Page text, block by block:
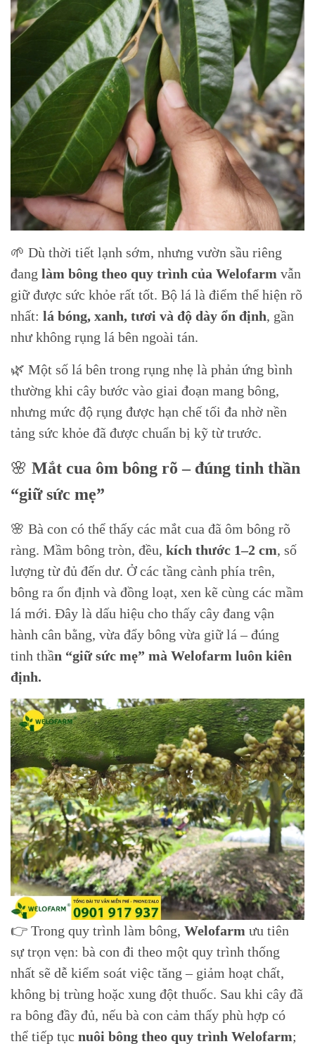
🌱 Dù thời tiết lạnh sớm, nhưng vườn sầu riêng
đang làm bông theo quy trình của Welofarm vẫn
giữ được sức khỏe rất tốt. Bộ lá là điểm thể hiện rõ
nhất: lá bóng, xanh, tươi và độ dày ổn định, gần
như không rụng lá bên ngoài tán.
🌿 Một số lá bên trong rụng nhẹ là phản ứng bình
thường khi cây bước vào giai đoạn mang bông,
nhưng mức độ rụng được hạn chế tối đa nhờ nền
tảng sức khỏe đã được chuẩn bị kỹ từ trước.
🌸 Mắt cua ôm bông rõ – đúng tinh thần
“giữ sức mẹ”
🌸 Bà con có thể thấy các mắt cua đã ôm bông rõ
ràng. Mầm bông tròn, đều, kích thước 1–2 cm, số
lượng từ đủ đến dư. Ở các tầng cành phía trên,
bông ra ổn định và đồng loạt, xen kẽ cùng các mầm
lá mới. Đây là dấu hiệu cho thấy cây đang vận
hành cân bằng, vừa đẩy bông vừa giữ lá – đúng
tinh thần “giữ sức mẹ” mà Welofarm luôn kiên
định.
👉 Trong quy trình làm bông, Welofarm ưu tiên
sự trọn vẹn: bà con đi theo một quy trình thống
nhất sẽ dễ kiểm soát việc tăng – giảm hoạt chất,
không bị trùng hoặc xung đột thuốc. Sau khi cây đã
ra bông đầy đủ, nếu bà con cảm thấy phù hợp có
thể tiếp tục nuôi bông theo quy trình Welofarm;